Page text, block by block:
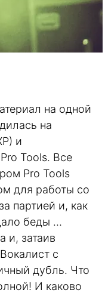
на одной
на
и
Tools. Все
Pro Tools
для работы со
партией и, как
беды …
и, затаив
с
дубль. Что
И каково